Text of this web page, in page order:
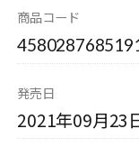
商品コード
発売日
2021年09月